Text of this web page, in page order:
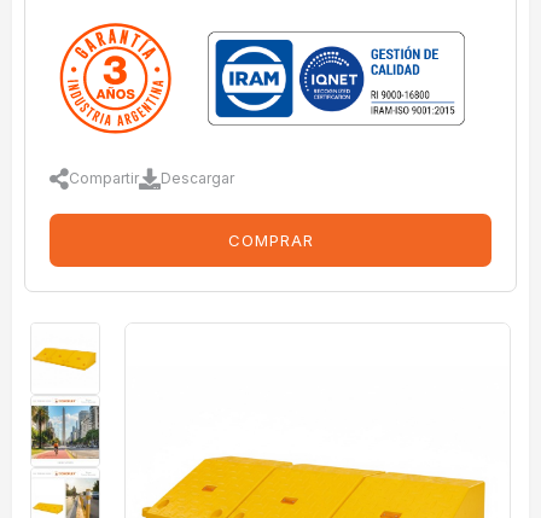
Compartir Descargar
COMPRAR